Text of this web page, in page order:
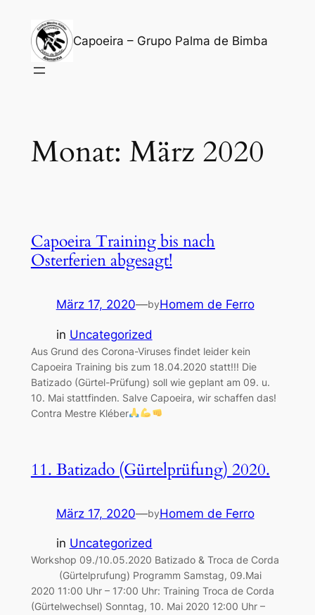
Inhalt
springen
Capoeira – Grupo Palma de Bimba
Monat: März 2020
Capoeira Training bis nach
Osterferien abgesagt!
März 17, 2020—byHomem de Ferro
in Uncategorized
Aus Grund des Corona-Viruses findet leider kein
Capoeira Training bis zum 18.04.2020 statt!!! Die
Batizado (Gürtel-Prüfung) soll wie geplant am 09. u.
10. Mai stattfinden. Salve Capoeira, wir schaffen das!
Contra Mestre Kléber
11. Batizado (Gürtelprüfung) 2020.
März 17, 2020—byHomem de Ferro
in Uncategorized
Workshop 09./10.05.2020 Batizado & Troca de Corda
(Gürtelprufung) Programm Samstag, 09.Mai
2020 11:00 Uhr – 17:00 Uhr: Training Troca de Corda
(Gürtelwechsel) Sonntag, 10. Mai 2020 12:00 Uhr –